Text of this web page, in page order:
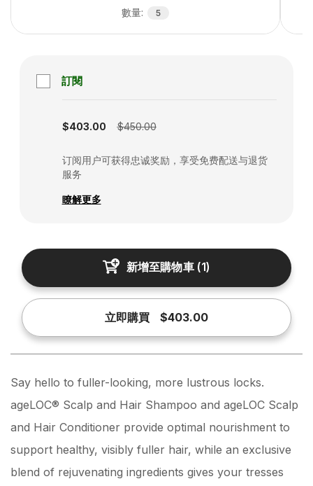
數量: 5
訂閱
$403.00 $450.00
订阅用户可获得忠诚奖励，享受免费配送与退货
服务
瞭解更多
新增至購物車(1)
立即購買 $403.00
Say hello to fuller-looking, more lustrous locks.
ageLOC® Scalp and Hair Shampoo and ageLOC Scalp
and Hair Conditioner provide optimal nourishment to
support healthy, visibly fuller hair, while an exclusive
blend of rejuvenating ingredients gives your tresses